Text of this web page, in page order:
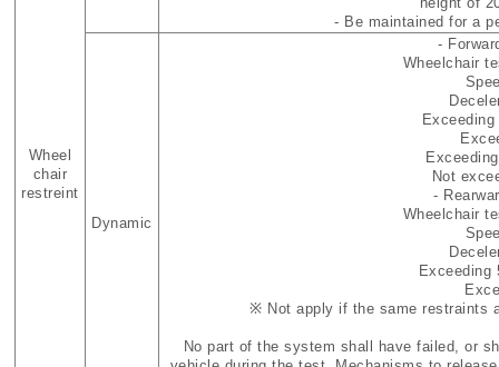
Wheel
chair
restreint
- Be maintained for a
Dynamic
-
Wheelchair
Exceeding
Not
-
Wheelchair
Exceeding
※ Not apply if the same restraints
No part of the system shall have failed, or